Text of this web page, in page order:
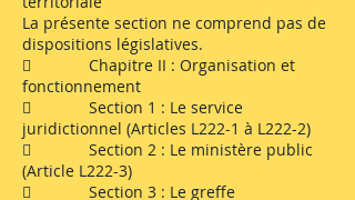
La présente section ne comprend pas de
dispositions législatives.
 Chapitre II : Organisation et
fonctionnement
 Section 1 : Le service
juridictionnel (Articles L222-1 à L222-2)
 Section 2 : Le ministère public
(Article L222-3)
 Section 3 : Le greffe